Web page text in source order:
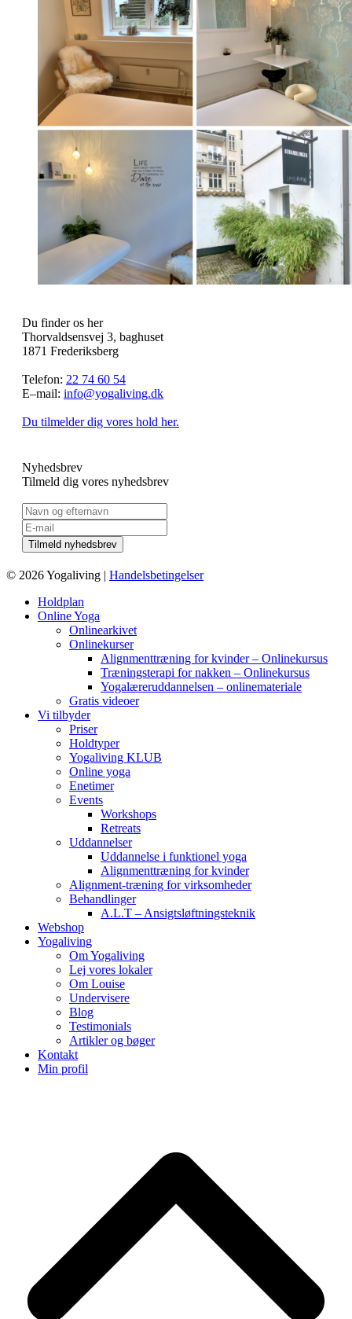
Du finder os her
Thorvaldsensvej 3, baghuset
1871 Frederiksberg
Telefon: 22 74 60 54
E–mail: info@yogaliving.dk
Du tilmelder dig vores hold her.
Nyhedsbrev
Tilmeld dig vores nyhedsbrev
© 2026 Yogaliving | Handelsbetingelser
Holdplan
Online Yoga
Onlinearkivet
Onlinekurser
Alignmenttræning for kvinder – Onlinekursus
Træningsterapi for nakken – Onlinekursus
Yogalæreruddannelsen – onlinemateriale
Gratis videoer
Vi tilbyder
Priser
Holdtyper
Yogaliving KLUB
Online yoga
Enetimer
Events
Workshops
Retreats
Uddannelser
Uddannelse i funktionel yoga
Alignmenttræning for kvinder
Alignment-træning for virksomheder
Behandlinger
A.L.T – Ansigtsløftningsteknik
Webshop
Yogaliving
Om Yogaliving
Lej vores lokaler
Om Louise
Undervisere
Blog
Testimonials
Artikler og bøger
Kontakt
Min profil